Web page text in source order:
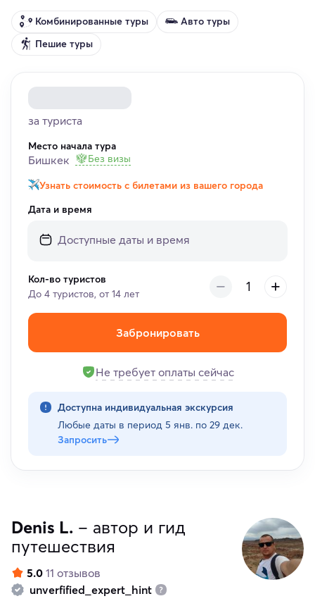
Комбинированные туры
Авто туры
Пешие туры
за туриста
Место начала тура
Бишкек Без визы
Узнать стоимость с билетами из вашего города
Дата и время
Кол-во туристов
До 4 туристов, от 14 лет
Забронировать
Не требует оплаты сейчас
Доступна индивидуальная экскурсия
Любые даты в период 5 янв. по 29 дек.
Запросить
Denis L. – автор и гид
путешествия
5.0 11 отзывов
unverfified_expert_hint